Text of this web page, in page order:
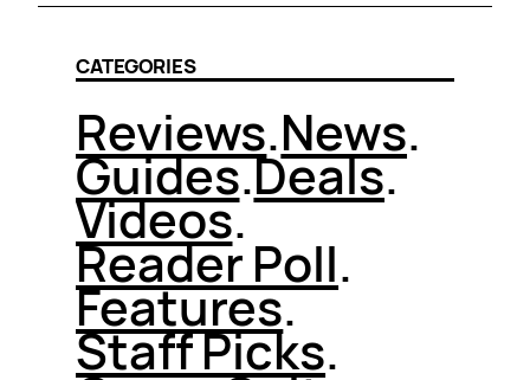
CATEGORIES
Reviews.News.
Guides.Deals.
Videos.
Reader Poll.
Features.
Staff Picks.